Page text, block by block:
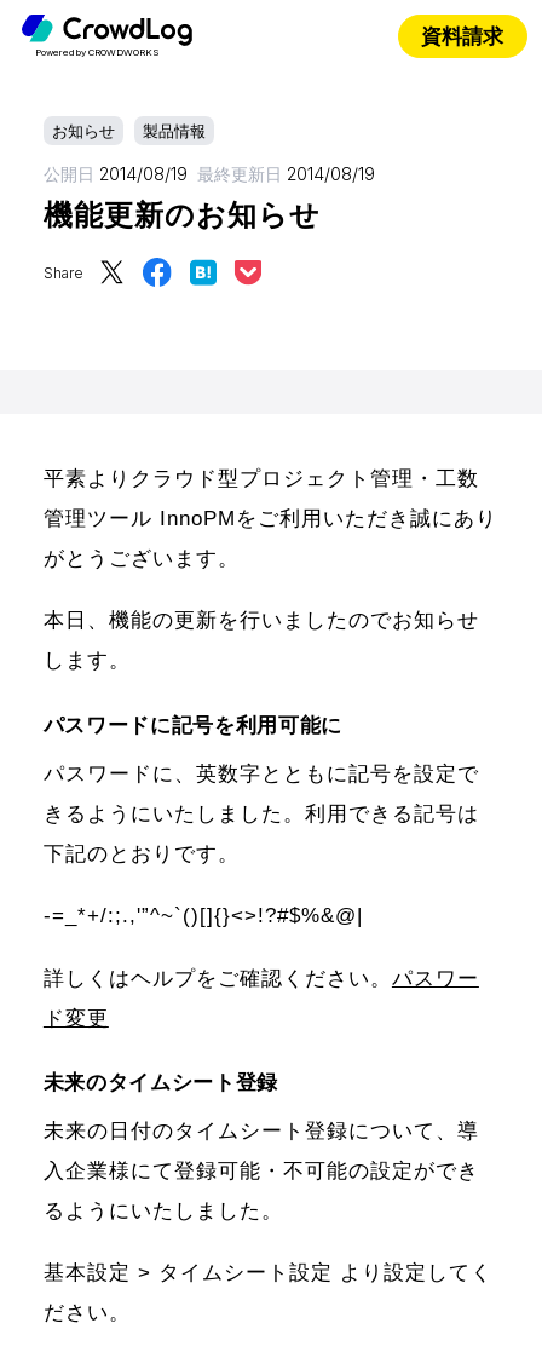
Powered by CROWDWORKS
資料請求
お知らせ 製品情報
公開日 2014/08/19 最終更新日 2014/08/19
機能更新のお知らせ
Share
平素よりクラウド型プロジェクト管理・工数
管理ツール InnoPMをご利用いただき誠にあり
がとうございます。
本日、機能の更新を行いましたのでお知らせ
します。
パスワードに記号を利用可能に
パスワードに、英数字とともに記号を設定で
きるようにいたしました。利用できる記号は
下記のとおりです。
-=_*+/:;.,'”^~`()[]{}<>!?#$%&@|
詳しくはヘルプをご確認ください。 パスワー
ド変更
未来のタイムシート登録
未来の日付のタイムシート登録について、導
入企業様にて登録可能・不可能の設定ができ
るようにいたしました。
基本設定 > タイムシート設定 より設定してく
ださい。